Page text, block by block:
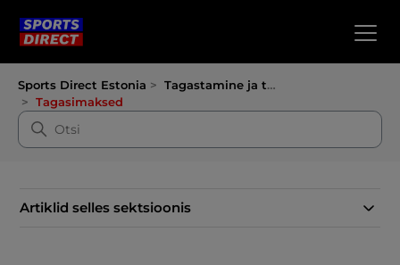
Sports Direct Estonia
Tagastamine ja tagasimaksed
Tagasimaksed
Artiklid selles sektsioonis